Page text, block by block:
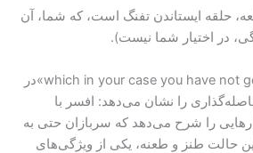
حلقه ایستاندن تفنگ است، که شما، آن
در اختیار شما نیست).
تکرار جمله ‌ «which in your case you have not got»در
را نشان می‌دهد: افسر با
را شرح می‌دهد که سربازان حتی به
حالت طنز و طعنه، یکی از ویژگی‌های